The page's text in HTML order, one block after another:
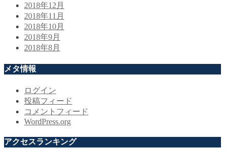
2018年12月
2018年11月
2018年10月
2018年9月
2018年8月
メタ情報
ログイン
投稿フィード
コメントフィード
WordPress.org
アクセスランキング